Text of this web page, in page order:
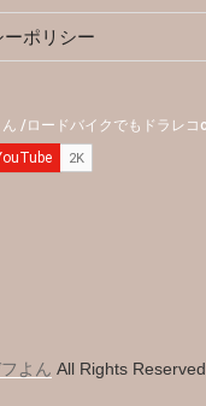
ポリシー
よん All Rights Reserved.